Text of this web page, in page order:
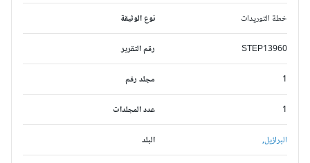
نوع الوثيقة خطة التوريدات
رقم التقرير STEP13960
مجلد رقم
عدد المجلدات
البلد البرازيل,